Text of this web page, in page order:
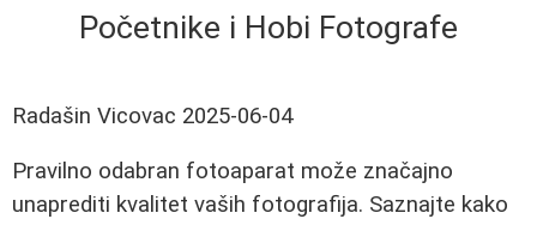
Početnike i Hobi Fotografe
Radašin Vicovac 2025-06-04
Pravilno odabran fotoaparat može značajno
unaprediti kvalitet vaših fotografija. Saznajte kako